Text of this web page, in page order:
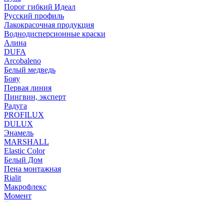
Порог гибкий Идеал
Русский профиль
Лакокрасочная продукция
Воднодисперсионные краски
Алина
DUFA
Arcobaleno
Белый медведь
Бояу
Первая линия
Пингвин, эксперт
Радуга
PROFILUX
DULUX
Энамель
MARSHALL
Elastic Color
Белый Дом
Пена монтажная
Rialit
Макрофлекс
Момент